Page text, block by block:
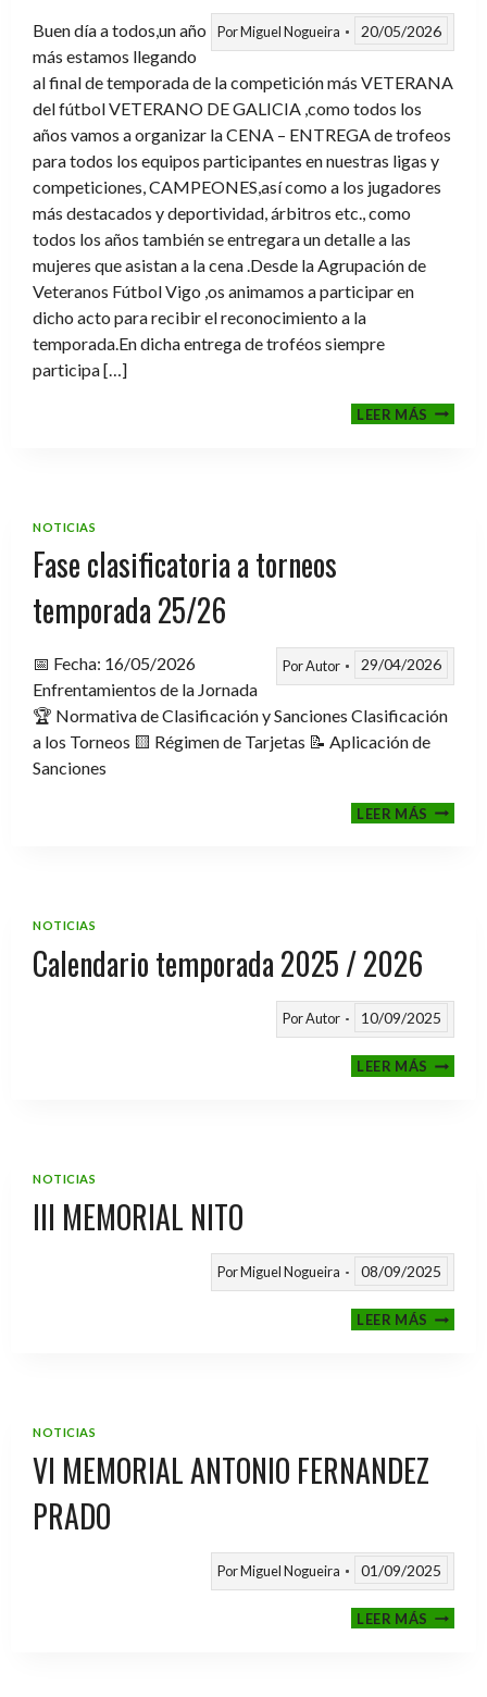
PorMiguel Nogueira 20/05/2026
Buen día a todos,un año
más estamos llegando
al final de temporada de la competición más VETERANA
del fútbol VETERANO DE GALICIA ,como todos los
años vamos a organizar la CENA – ENTREGA de trofeos
para todos los equipos participantes en nuestras ligas y
competiciones, CAMPEONES,así como a los jugadores
más destacados y deportividad, árbitros etc., como
todos los años también se entregara un detalle a las
mujeres que asistan a la cena .Desde la Agrupación de
Veteranos Fútbol Vigo ,os animamos a participar en
dicho acto para recibir el reconocimiento a la
temporada.En dicha entrega de troféos siempre
participa […]
LEER MÁSCENA-
NOTICIAS
Fase clasificatoria a torneos
temporada 25/26
PorAutor 29/04/2026
📅 Fecha: 16/05/2026
Enfrentamientos de la Jornada
🏆 Normativa de Clasificación y Sanciones Clasificación
a los Torneos 🟨 Régimen de Tarjetas 📝 Aplicación de
Sanciones
LEER MÁSFASE
NOTICIAS
Calendario temporada 2025 / 2026
PorAutor 10/09/2025
LEER MÁS
NOTICIAS
III MEMORIAL NITO
PorMiguel Nogueira 08/09/2025
LEER MÁSIII
NOTICIAS
VI MEMORIAL ANTONIO FERNANDEZ
PRADO
PorMiguel Nogueira 01/09/2025
LEER MÁSVI